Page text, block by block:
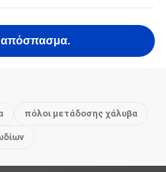
απόσπασμα.
πόλοι μετάδοσης χάλυβα